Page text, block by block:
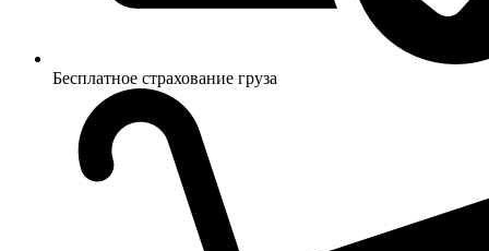
Бесплатное страхование груза